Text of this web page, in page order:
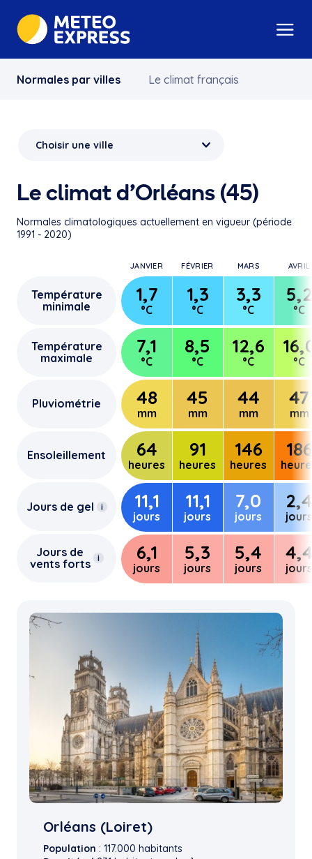
Normales par villes Le climat français
Le climat d’Orléans (45)
Normales climatologiques actuellement en vigueur (période
1991 - 2020)
Température
minimale
Température
maximale
Pluviométrie
Ensoleillement
Jours de gel i
Jours de
vents forts
i
JANVIER FÉVRIER MARS AVRIL
1,7
°C
1,3
°C
3,3
°C
5,2
°C
7,1
°C
8,5
°C
12,6
°C °C
48
mm
45
mm
44
mm
47
mm
64
heures
91
heures
146
heures
186
11,1
jours
11,1
jours
7,0
jours
2,4
jours
6,1
jours
5,3
jours
5,4
jours jours
Orléans (Loiret)
Population : 117.000 habitants